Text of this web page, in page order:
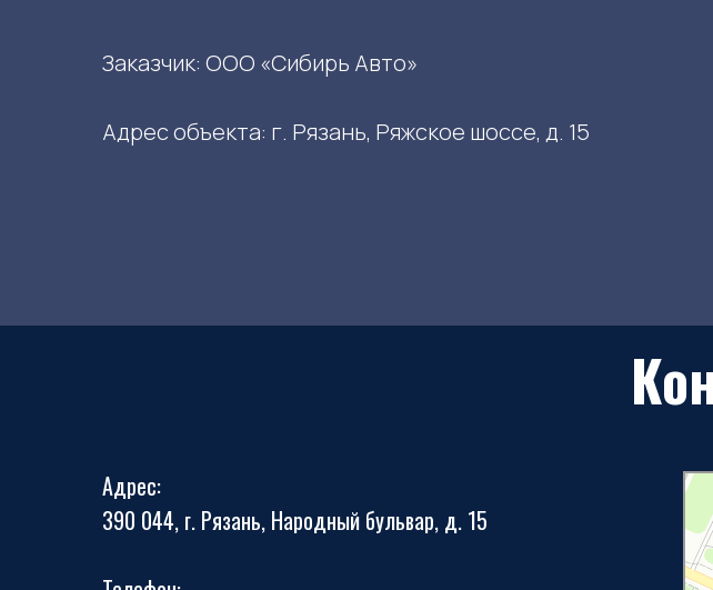
Заказчик: ООО «Сибирь Авто»
Адрес объекта: г. Рязань, Ряжское шоссе, д. 15
Адрес:
390 044, г. Рязань, Народный бульвар, д. 15